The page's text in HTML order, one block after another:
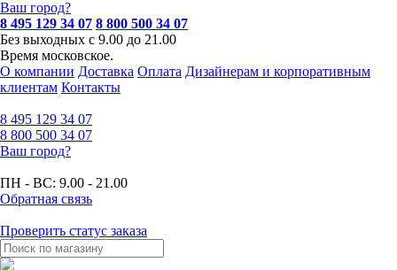
Ваш город?
8 495 129 34 07 8 800 500 34 07
Без выходных с 9.00 до 21.00
Время московское.
О компании Доставка Оплата Дизайнерам и корпоративным
клиентам Контакты
8 495 129 34 07
8 800 500 34 07
Ваш город?
ПН - ВС: 9.00 - 21.00
Обратная связь
Проверить статус заказа